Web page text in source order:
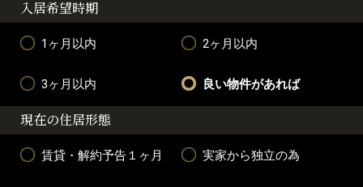
入居希望時期
1ヶ月以内 2ヶ月以内
3ヶ月以内 良い物件があれば
現在の住居形態
賃貸・解約予告１ヶ月 実家から独立の為